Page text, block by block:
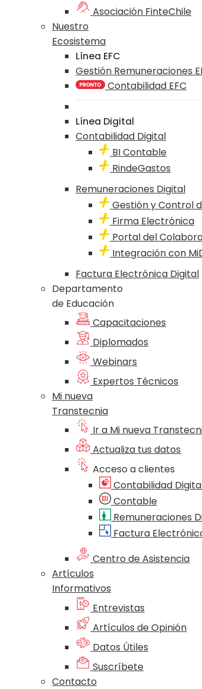
Asociación FinteChile
Nuestro
Ecosistema
Línea EFC
Gestión Remuneraciones
Contabilidad EFC
Línea Digital
Contabilidad Digital
BI Contable
RindeGastos
Remuneraciones Digital
Gestión y Control
Firma Electrónica
Portal del
Integración con
Factura Electrónica Digital
Departamento
de Educación
Capacitaciones
Diplomados
Webinars
Expertos Técnicos
Mi nueva
Transtecnia
Ir a Mi nueva
Actualiza tus datos
Acceso a clientes
Contabilidad
Contable
Remuneraciones
Factura
Centro de Asistencia
Artículos
Informativos
Entrevistas
Artículos de Opinión
Datos Útiles
Suscríbete
Contacto